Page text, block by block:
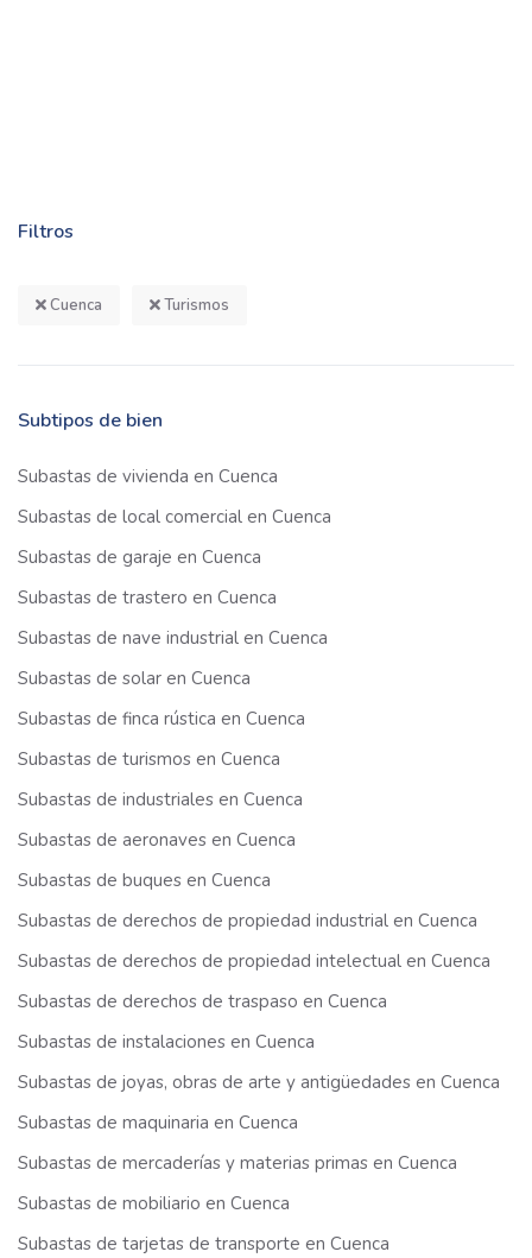
Filtros
Cuenca Turismos
Subtipos de bien
Subastas de vivienda en Cuenca
Subastas de local comercial en Cuenca
Subastas de garaje en Cuenca
Subastas de trastero en Cuenca
Subastas de nave industrial en Cuenca
Subastas de solar en Cuenca
Subastas de finca rústica en Cuenca
Subastas de turismos en Cuenca
Subastas de industriales en Cuenca
Subastas de aeronaves en Cuenca
Subastas de buques en Cuenca
Subastas de derechos de propiedad industrial en Cuenca
Subastas de derechos de propiedad intelectual en Cuenca
Subastas de derechos de traspaso en Cuenca
Subastas de instalaciones en Cuenca
Subastas de joyas, obras de arte y antigüedades en Cuenca
Subastas de maquinaria en Cuenca
Subastas de mercaderías y materias primas en Cuenca
Subastas de mobiliario en Cuenca
Subastas de tarjetas de transporte en Cuenca